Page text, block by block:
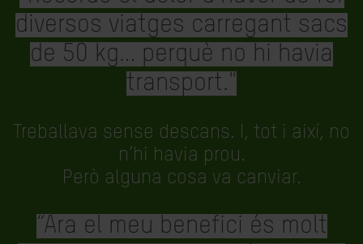
diversos viatges carregant sacs
de 50 kg… perquè no hi havia
transport."
Treballava sense descans. I, tot i així, no
n’hi havia prou.
Però alguna cosa va canviar.
“Ara el meu benefici és molt